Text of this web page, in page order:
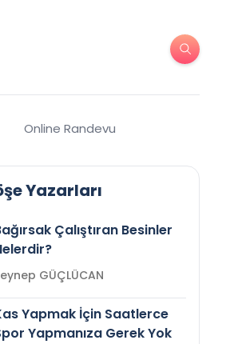
Online Randevu
Yazarları
Çalıştıran Besinler
Zeynep GÜÇLÜCAN
Yapmak İçin Saatlerce
Yapmanıza Gerek Yok